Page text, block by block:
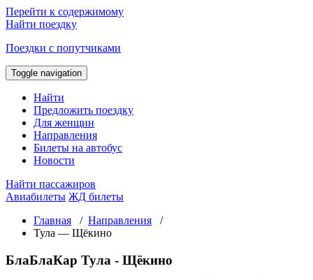
Перейти к содержимому
Найти поездку
Поездки с попутчиками
Toggle navigation
Найти
Предложить поездку
Для женщин
Направления
Билеты на автобус
Новости
Найти пассажиров
Авиабилеты ЖД билеты
Главная / Направления /
Тула — Щёкино
БлаБлаКар Тула - Щёкино